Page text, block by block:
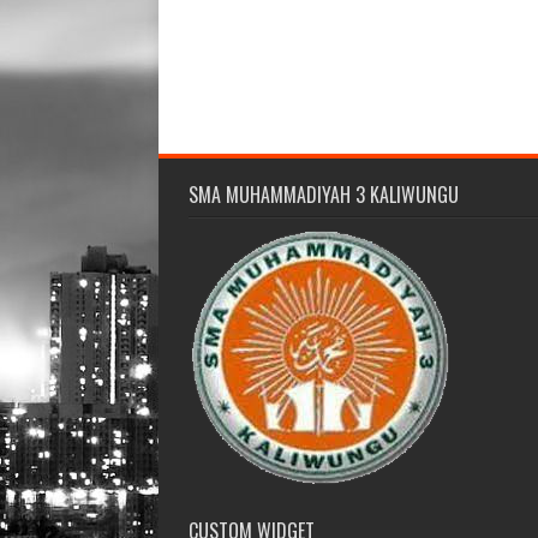
SMA MUHAMMADIYAH 3 KALIWUNGU
CUSTOM WIDGET